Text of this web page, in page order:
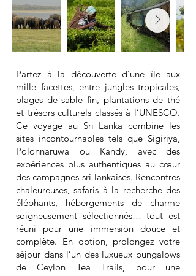
Partez à la découverte d’une île aux
mille facettes, entre jungles tropicales,
plages de sable fin, plantations de thé
et trésors culturels classés à l’UNESCO.
Ce voyage au Sri Lanka combine les
sites incontournables tels que Sigiriya,
Polonnaruwa ou Kandy, avec des
expériences plus authentiques au cœur
des campagnes sri-lankaises. Rencontres
chaleureuses, safaris à la recherche des
éléphants, hébergements de charme
soigneusement sélectionnés… tout est
réuni pour une immersion douce et
complète. En option, prolongez votre
séjour dans l’un des luxueux bungalows
de Ceylon Tea Trails, pour une